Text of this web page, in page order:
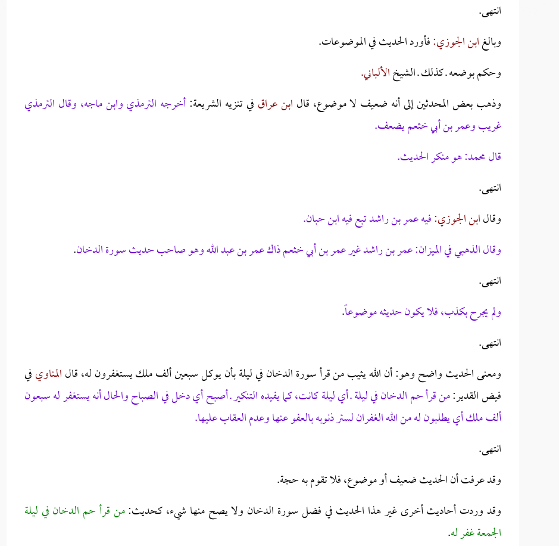
انتهى.
وبالغابن الجوزي:فأورد الحديث في الموضوعات.
وحكم بوضعه ـ كذلك ـ الشيخالألباني.
وذهب بعض المحدثين إلى أنه ضعيف لا موضوع، قال ابن عراق في تنزيه الشريعة:أخرجه الترمذي وابن ماجه، وقال الترمذي
غريب وعمر بن أبي خثعم يضعف.
قال محمد: هو منكر الحديث.
انتهى.
وقالابن الجوزي:فيه عمر بن راشد تبع فيه ابن حبان.
وقال الذهبي في الميزان: عمر بن راشد غير عمر بن أبي خثعم ذاك عمر بن عبد الله وهو صاحب حديث سورة الدخان.
انتهى.
ولم يجرح بكذب، فلا يكون حديثه موضوعاً.
انتهى.
ومعنى الحديث واضح وهو: أن الله يثيب من قرأ سورة الدخان في ليلة بأن يوكل سبعين ألف ملك يستغفرون له، قالالمناويفي
فيض القدير:من قرأ حم الدخان في ليلة ـ أي ليلة كانت، كما يفيده التنكير ـ أصبح أي دخل في الصباح والحال أنه يستغفر له سبعون
ألف ملك أي يطلبون له من الله الغفران لستر ذنوبه بالعفو عنها وعدم العقاب عليها.
انتهى.
وقد عرفت أن الحديث ضعيف أو موضوع، فلا تقوم به حجة.
وقد وردت أحاديث أخرى غير هذا الحديث في فضل سورة الدخان ولا يصح منها شيء، كحديث:من قرأ حم الدخان في ليلة
الجمعة غفر له.